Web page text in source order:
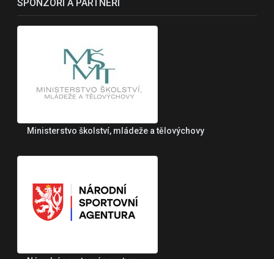
SPONZOŘI A PARTNEŘI
Ministerstvo školství, mládeže a tělovýchovy